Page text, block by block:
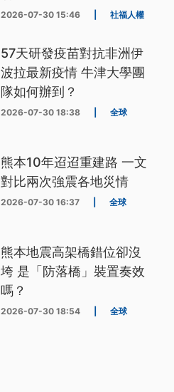
2026-07-30 15:46 社福人權
57天研發疫苗對抗非洲伊
波拉最新疫情 牛津大學團
隊如何辦到？
2026-07-30 18:38 全球
熊本10年迢迢重建路 一文
對比兩次強震各地災情
2026-07-30 16:37 全球
熊本地震高架橋錯位卻沒
垮 是「防落橋」裝置奏效
嗎？
2026-07-30 18:54 全球